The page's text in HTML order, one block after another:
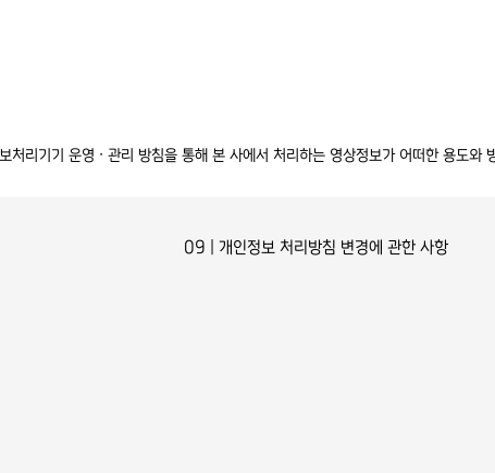
리기기 운영 ∙ 관리 방침을 통해 본 사에서 처리하는 영상정보가 어떠한 용도와
09 | 개인정보 처리방침 변경에 관한 사항